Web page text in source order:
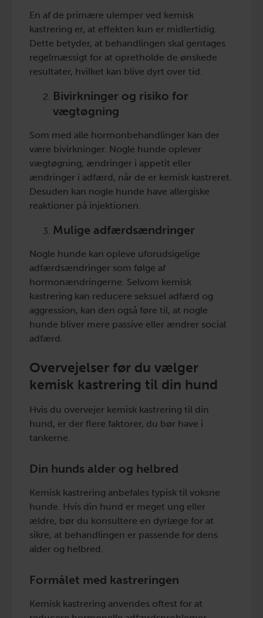
En af de primære ulemper ved kemisk
kastrering er, at effekten kun er midlertidig.
Dette betyder, at behandlingen skal gentages
regelmæssigt for at opretholde de ønskede
resultater, hvilket kan blive dyrt over tid.
Bivirkninger og risiko for
vægtøgning
Som med alle hormonbehandlinger kan der
være bivirkninger. Nogle hunde oplever
vægtøgning, ændringer i appetit eller
ændringer i adfærd, når de er kemisk kastreret.
Desuden kan nogle hunde have allergiske
reaktioner på injektionen.
Mulige adfærdsændringer
Nogle hunde kan opleve uforudsigelige
adfærdsændringer som følge af
hormonændringerne. Selvom kemisk
kastrering kan reducere seksuel adfærd og
aggression, kan den også føre til, at nogle
hunde bliver mere passive eller ændrer social
adfærd.
Overvejelser før du vælger
kemisk kastrering til din hund
Hvis du overvejer kemisk kastrering til din
hund, er der flere faktorer, du bør have i
tankerne.
Din hunds alder og helbred
Kemisk kastrering anbefales typisk til voksne
hunde. Hvis din hund er meget ung eller
ældre, bør du konsultere en dyrlæge for at
sikre, at behandlingen er passende for dens
alder og helbred.
Formålet med kastreringen
Kemisk kastrering anvendes oftest for at